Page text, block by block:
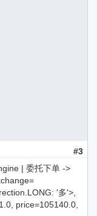
#3
| 委托下单 ->
'多'>,
price=105140.0,